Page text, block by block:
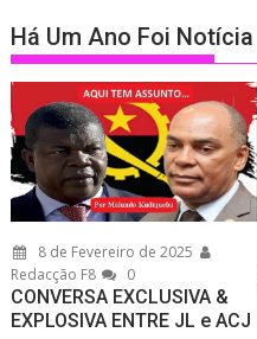
Há Um Ano Foi Notícia
8 de Fevereiro de 2025
Redacção F8
0
CONVERSA EXCLUSIVA &
EXPLOSIVA ENTRE JL e ACJ